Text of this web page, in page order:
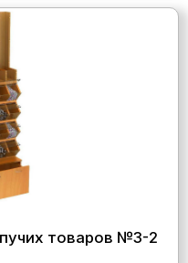
товаров №3-2